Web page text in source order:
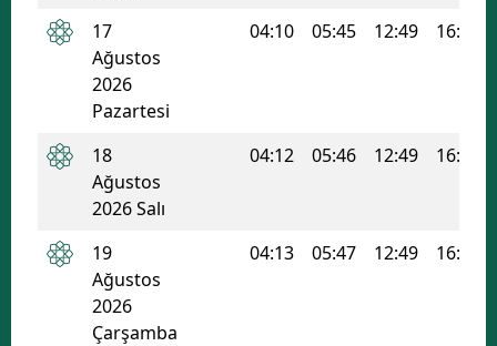
17
Ağustos
2026
Pazartesi
04:10 05:45 12:49 16:37
18
Ağustos
2026 Salı
04:12 05:46 12:49 16:37
19
Ağustos
2026
Çarşamba
04:13 05:47 12:49 16:36